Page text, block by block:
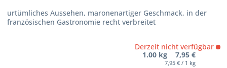
urtümliches Aussehen, maronenartiger Geschmack, in der
französischen Gastronomie recht verbreitet
Derzeit nicht verfügbar
1.00 kg 7,95 €
7,95 € / 1 kg